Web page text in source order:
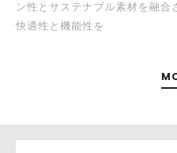
ン性とサステナブル素材を融合
快適性と機能性を